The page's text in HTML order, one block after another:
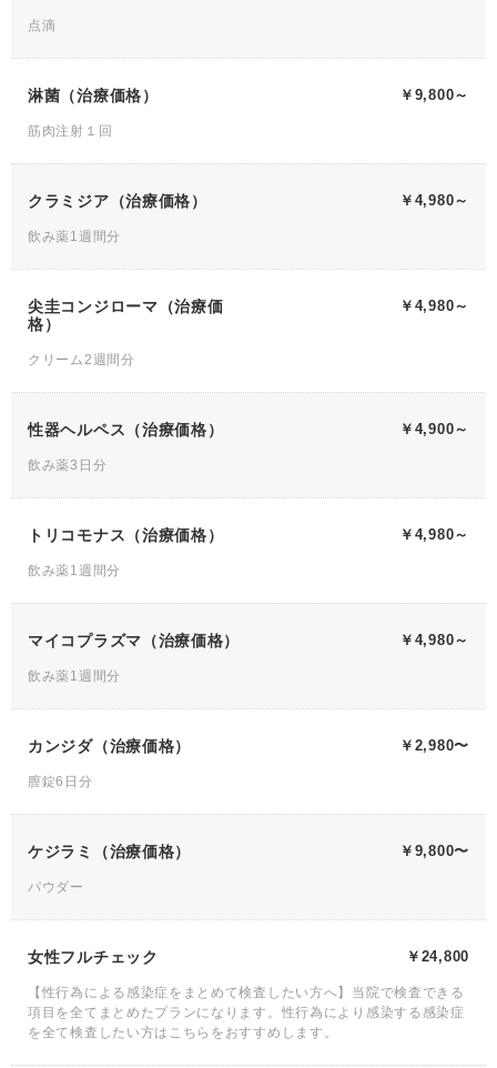
点滴
淋菌（治療価格） ￥9,800～
筋肉注射１回
クラミジア（治療価格） ￥4,980～
飲み薬1週間分
尖圭コンジローマ（治療価
格）
￥4,980～
クリーム2週間分
性器ヘルペス（治療価格） ￥4,900～
飲み薬3日分
トリコモナス（治療価格） ￥4,980～
飲み薬1週間分
マイコプラズマ（治療価格） ￥4,980～
飲み薬1週間分
カンジダ（治療価格） ￥2,980〜
膣錠6日分
ケジラミ（治療価格） ￥9,800〜
パウダー
女性フルチェック ￥24,800
【性行為による感染症をまとめて検査したい方へ】当院で検査できる
項目を全てまとめたプランになります。性行為により感染する感染症
を全て検査したい方はこちらをおすすめします。